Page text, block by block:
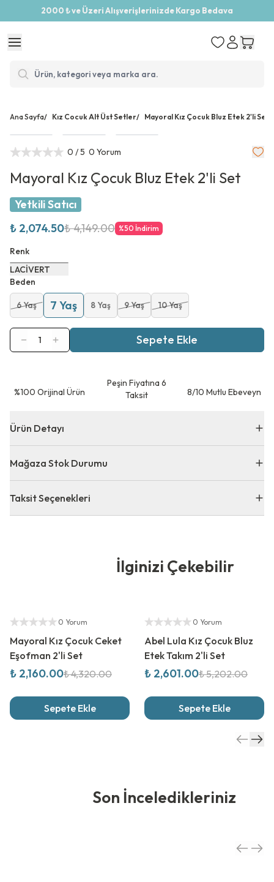
2000 ₺ ve Üzeri Alışverişlerinizde Kargo Bedava
Ana Sayfa/ Kız Cocuk Alt Üst Setler/ Mayoral Kız Çocuk Bluz Etek 2'li Set
0 / 5 0 Yorum
Mayoral Kız Çocuk Bluz Etek 2'li Set
Yetkili Satıcı
₺ 2,074.50₺ 4,149.00 %50 İndirim
Renk
LACİVERT
Beden
6 Yaş 7 Yaş 8 Yaş 9 Yaş 10 Yaş
1 Sepete Ekle
⁠%100 Orijinal Ürün
Peşin Fiyatına 6
Taksit
8/10 Mutlu Ebeveyn
Ürün Detayı
Mağaza Stok Durumu
Taksit Seçenekleri
İlginizi Çekebilir
Yetkili Satıcı
0 Yorum
Mayoral Kız Çocuk Ceket
Eşofman 2'li Set
₺ 2,160.00₺ 4,320.00
Sepete Ekle
Yetkili Satıcı
0 Yorum
Abel Lula Kız Çocuk Bluz
Etek Takım 2'li Set
₺ 2,601.00₺ 5,202.00
Sepete Ekle
Son İnceledikleriniz